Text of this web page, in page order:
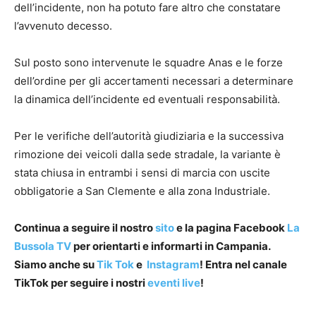
dell’incidente, non ha potuto fare altro che constatare
l’avvenuto decesso.
Sul posto sono intervenute le squadre Anas e le forze
dell’ordine per gli accertamenti necessari a determinare
la dinamica dell’incidente ed eventuali responsabilità.
Per le verifiche dell’autorità giudiziaria e la successiva
rimozione dei veicoli dalla sede stradale, la variante è
stata chiusa in entrambi i sensi di marcia con uscite
obbligatorie a San Clemente e alla zona Industriale.
Continua a seguire il nostrositoe la pagina Facebook La
Bussola TVper orientarti e informarti in Campania.
Siamo anche suTik Toke Instagram! Entra nel canale
TikTok per seguire i nostrieventi live!